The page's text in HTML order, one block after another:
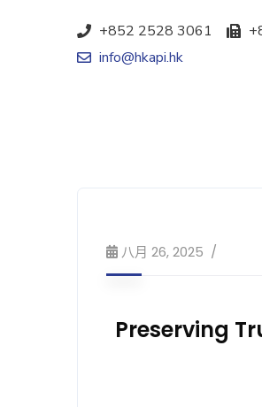
+852 2528 3061
info@hkapi.hk
八月 26, 2025
Preserving